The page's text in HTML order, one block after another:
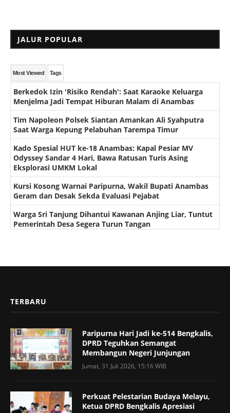
JALUR POPULAR
Most Viewed Tags
Berkedok Izin 'Risiko Rendah': Saat Karaoke Keluarga
Menjelma Jadi Tempat Hiburan Malam di Anambas
Tim Napoleon Polsek Siantan Amankan Ali Syahputra
Saat Warga Kepung Pelabuhan Tarempa Timur
Kado Spesial HUT ke-18 Anambas: Kapal Pesiar MV
Odyssey Sandar 4 Hari, Bawa Ratusan Turis Asing
Eksplorasi UMKM Lokal
Kursi Kosong Warnai Paripurna, Wakil Bupati Anambas
Geram dan Desak Sekda Evaluasi Pejabat
Warga Sri Tanjung Dihantui Kawanan Anjing Liar, Tuntut
Pemerintah Desa Segera Turun Tangan
TERBARU
Paripurna Hari Jadi ke-514 Bengkalis,
DPRD Teguhkan Semangat
Membangun Negeri Junjungan
Jumat, 31 Juli 2026, 15:16 WIB
Perkuat Pelestarian Budaya Melayu,
Ketua DPRD Bengkalis Apresiasi